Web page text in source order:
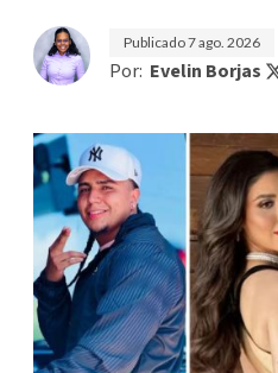
Publicado7 ago. 2026
Por: Evelin Borjas